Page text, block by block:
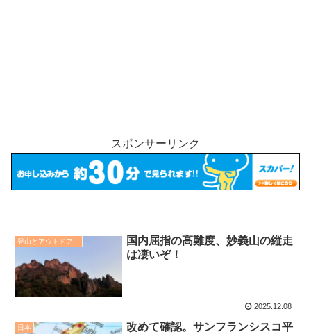
スポンサーリンク
登山とアウトドア
国内屈指の高難度、妙義山の縦走
は凄いぞ！
2025.12.08
日本
改めて確認。サンフランシスコ平